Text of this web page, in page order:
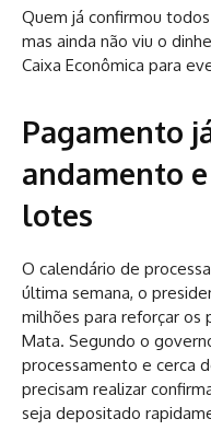
Quem já confirmou
mas ainda não viu o
Caixa Econômica para
Pagamento
andamento
lotes
O calendário de
última semana, o
milhões para reforçar os
Mata. Segundo o
processamento e cerca
precisam realizar
seja depositado